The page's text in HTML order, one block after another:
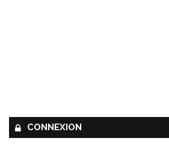
CONNEXION